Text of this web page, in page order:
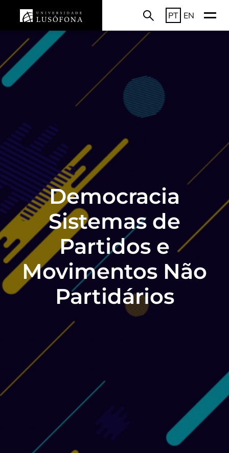
PT EN
Democracia
Sistemas de
Partidos e
Movimentos Não
Partidários